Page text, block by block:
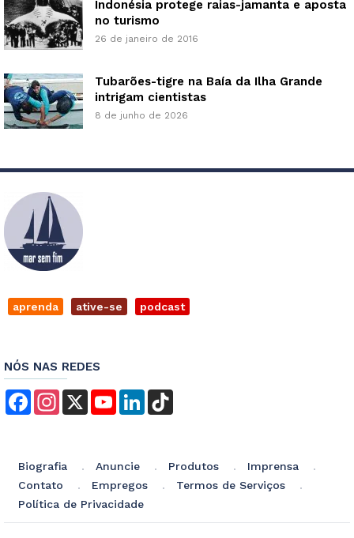
Indonésia protege raias-jamanta e aposta
no turismo
26 de janeiro de 2016
Tubarões-tigre na Baía da Ilha Grande
intrigam cientistas
8 de junho de 2026
aprenda ative-se podcast
NÓS NAS REDES
FacebookInstagram
X YouTubeLinkedIn
Biografia Anuncie Produtos
Imprensa
Contato
Empregos
Termos de Serviços
Política de Privacidade